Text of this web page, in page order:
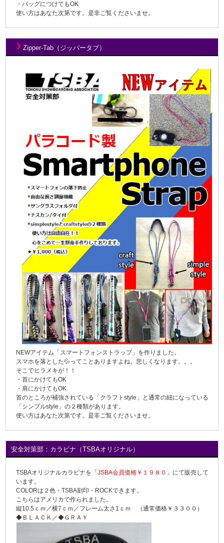
・バッグにつけてもOK
使い方はあなた次第です。是非ご覧くださいませ。
Zipper-Tab（ジッパータブ）
NEWアイテム「スマートフォンストラップ」を作りました。
スマホを落とした💦ってことありますよね。悲しくなります。。。
そこでヒラメキが！！
・首にかけてもOK
・肩にかけてもOK
首のところが補強されている「クラフトstyle」と通常の紐になっている
「シンプルstyle」の２種類があります。
使い方はあなた次第です。是非ご覧くださいませ。
安全対策部：カラビナ（TSBAオリジナル）
TSBAオリジナルカラビナを 「JSBA会員価格￥１９８０」 にて販売して
います。
COLORは２色・TSBA刻印・ROCKできます。
こちらはアメリカで作られました。
縦10.5ｃｍ／横7ｃｍ／フレーム太さ1ｃｍ （通常価格￥３３００）
◆ＢＬＡＣＫ／◆ＧＲＡＹ